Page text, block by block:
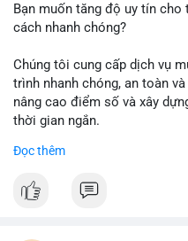
Bạn muốn tăng độ uy tín
cách nhanh chóng?
Chúng tôi cung cấp dịch vụ
trình nhanh chóng, an toàn
nâng cao điểm số và xây
thời gian ngắn.
Đặt hàng ngay hôm nay để
👉 Order tại: localpvashop
Đọc thêm